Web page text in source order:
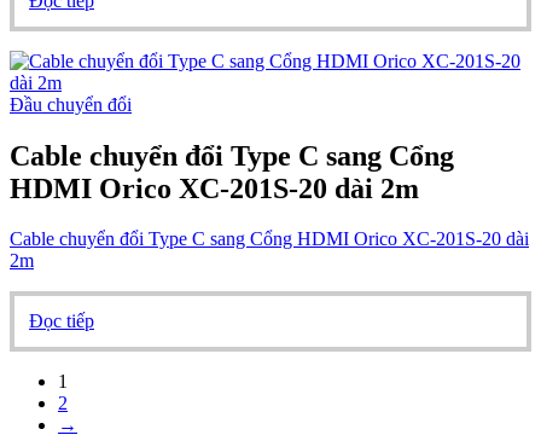
Đầu chuyển đổi
Cable chuyển đổi Type C sang Cổng
HDMI Orico XC-201S-20 dài 2m
Cable chuyển đổi Type C sang Cổng HDMI Orico XC-201S-20 dài
2m
Đọc tiếp
1
2
→